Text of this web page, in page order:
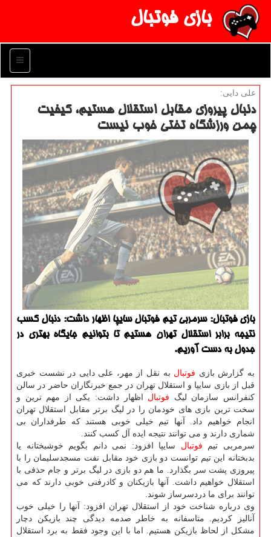
بازی فوتبال
منو
علی دایی:
دنبال پیروزی مقابل استقلال هستیم، كیفیت
چمن ورزشگاه تختی خوب نیست
بازی فوتبال: سرمربی تیم فوتبال سایپا اظهار داشت: دنبال كسب
نتیجه برابر استقلال تهران هستیم تا بتوانیم جایگاه بهتری در
جدول به دست آوریم.
به گزارش بازی فوتبال به نقل از مهر، علی دایی در نشست خبری
قبل از بازی سایپا و استقلال تهران در جمع خبرنگاران حاضر در سالن
كنفرانس سازمان لیگ فوتبال اظهار داشت: یكی از مهم ترین و
سخت ترین بازی های خودمان را در لیگ برتر مقابل استقلال تهران
انجام خواهیم داد. آنها تیم خیلی خوبی هستند كه طرفداران بی
شماری دارند و می توانند نتیجه ایده آل كسب كنند.
سرمربی تیم فوتبال سایپا افزود: نمی دانم بگویم خوشبختانه یا
بدبختانه این تیم توانست دو بازی خود مقابل نفت مسجدسلیمان را با
پیروزی پشت سر بگذارد. ما هم دو بازی در لیگ برتر و جام حذفی با
استقلال خواهیم داشت. آنها بازیكنان و كادرفنی خوبی دارند كه می
توانند برای ما دردسرساز شوند.
وی درباره شناخت خود از استقلال تهران افزود: آنها را خیلی خوب
آنالیز كردیم. متاسفانه به خاطر صدمه دیدگی چند بازیكن دچار
مشكل از لحاظ بازیكن هستیم. اما با این وجود فقط به برد استقلال